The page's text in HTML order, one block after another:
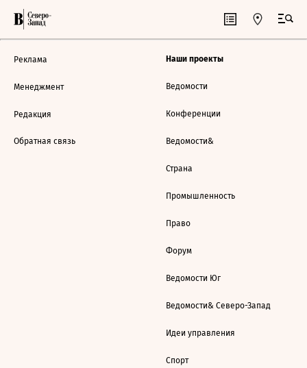
Реклама
Менеджмент
Редакция
Обратная связь
Наши проекты
Ведомости
Конференции
Ведомости&
Страна
Промышленность
Право
Форум
Ведомости Юг
Ведомости& Северо-Запад
Идеи управления
Спорт